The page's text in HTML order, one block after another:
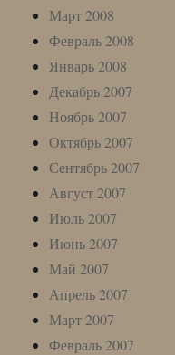
Март 2008
Февраль 2008
Январь 2008
Декабрь 2007
Ноябрь 2007
Октябрь 2007
Сентябрь 2007
Август 2007
Июль 2007
Июнь 2007
Май 2007
Апрель 2007
Март 2007
Февраль 2007